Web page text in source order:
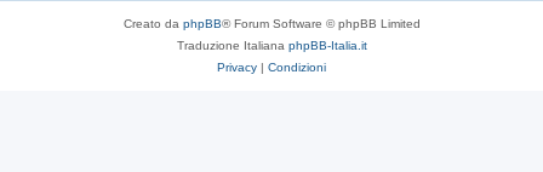
Creato da phpBB® Forum Software © phpBB Limited
Traduzione Italiana phpBB-Italia.it
Privacy | Condizioni